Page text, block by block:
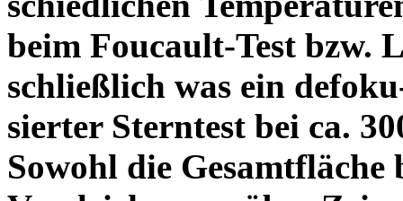
beim Foucault-Test bzw.
schließlich was ein
sierter Sterntest bei ca.
Sowohl die